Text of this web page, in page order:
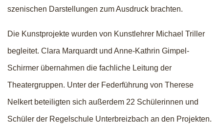
szenischen Darstellungen zum Ausdruck brachten.
Die Kunstprojekte wurden von Kunstlehrer Michael Triller
begleitet. Clara Marquardt und Anne-Kathrin Gimpel-
Schirmer übernahmen die fachliche Leitung der
Theatergruppen. Unter der Federführung von Therese
Nelkert beteiligten sich außerdem 22 Schülerinnen und
Schüler der Regelschule Unterbreizbach an den Projekten.